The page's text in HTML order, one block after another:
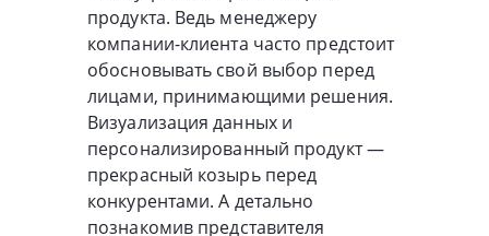
продукта. Ведь менеджеру
компании-клиента часто предстоит
обосновывать свой выбор перед
лицами, принимающими решения.
Визуализация данных и
персонализированный продукт —
прекрасный козырь перед
конкурентами. А детально
познакомив представителя